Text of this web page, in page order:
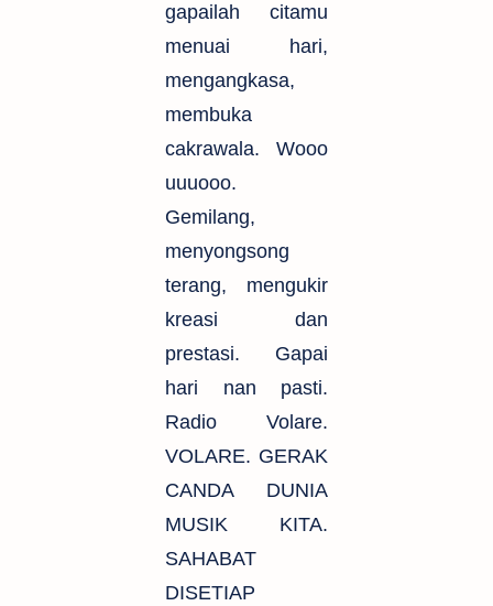
gapailah citamu
menuai hari,
mengangkasa,
membuka
cakrawala. Wooo
uuuooo.
Gemilang,
menyongsong
terang, mengukir
kreasi dan
prestasi. Gapai
hari nan pasti.
Radio Volare.
VOLARE. GERAK
CANDA DUNIA
MUSIK KITA.
SAHABAT
DISETIAP